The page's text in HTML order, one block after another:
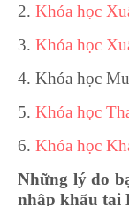
2. Khóa học
3. Khóa học
4. Khóa học
5. Khóa học
6. Khóa học
Những lý do
nhập khẩu tại